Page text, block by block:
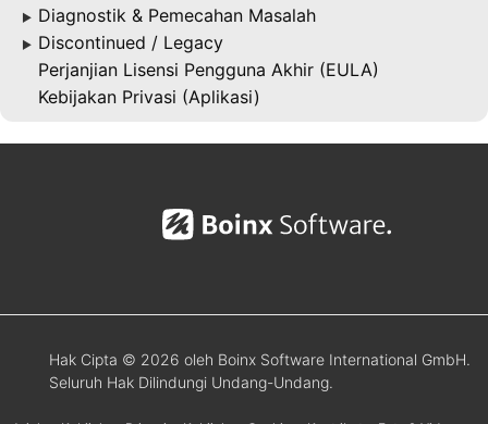
▶ Diagnostik & Pemecahan Masalah
▶ Discontinued / Legacy
Perjanjian Lisensi Pengguna Akhir (EULA)
Kebijakan Privasi (Aplikasi)
Hak Cipta © 2026 oleh Boinx Software International GmbH.
Seluruh Hak Dilindungi Undang-Undang.